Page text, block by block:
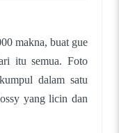
makna, buat gue
itu semua. Foto
dalam satu
yang licin dan